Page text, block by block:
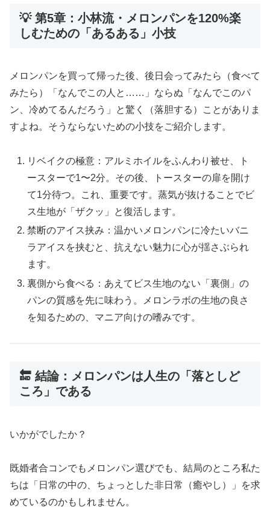
💡 第5章：小林流・メロンパンを120%楽
しむための「あるある」小技
メロンパンを買って帰った後、後日会ってみたら（食べて
みたら）「なんでこの人と……」ならぬ「なんでこのパ
ン、冷めてるんだろう」と驚く（落胆する）ことがありま
すよね。そうならないための小技をご紹介します。
リベイクの極意：アルミホイルをふんわり被せ、ト
ースターで1〜2分。その後、トースターの扉を開け
て1分待つ。これ、重要です。蒸気が抜けることでビ
ス生地が「ザクッ」と復活します。
禁断のアイス挟み：温かいメロンパンに冷たいバニ
ラアイスを挟むと、抗えない魅力に心が揺さぶられ
ます。
裏側から食べる：あえてビス生地のない「裏側」の
パンの質感を先に味わう。メロンラボの生地の良さ
を知るための、マニア向けの嗜みです。
🔚 結論：メロンパンは人生の「落としど
ころ」である
いかがでしたか？
既婚者合コンでもメロンパン選びでも、結局のところ私た
ちは「日常の中の、ちょっとした非日常（癒やし）」を求
めているのかもしれません。